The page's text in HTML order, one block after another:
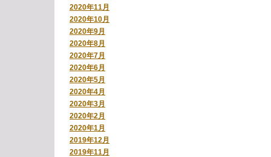
2020年11月
2020年10月
2020年9月
2020年8月
2020年7月
2020年6月
2020年5月
2020年4月
2020年3月
2020年2月
2020年1月
2019年12月
2019年11月